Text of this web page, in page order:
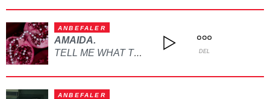
ANBEFALER
AMAIDA.
TELL ME WHAT TO DO DEL
ANBEFALER